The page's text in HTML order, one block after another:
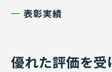
表彰実績
優れた評価を